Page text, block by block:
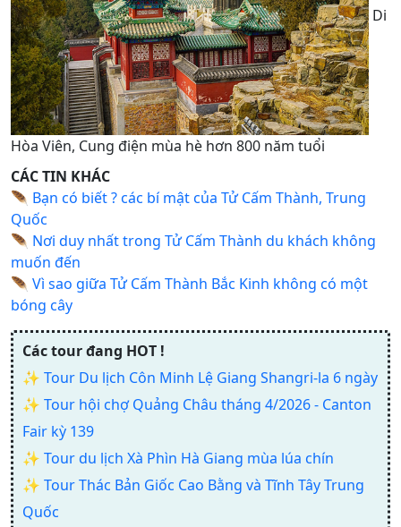
Di
Hòa Viên, Cung điện mùa hè hơn 800 năm tuổi
CÁC TIN KHÁC
🪶 Bạn có biết ? các bí mật của Tử Cấm Thành, Trung
Quốc
🪶 Nơi duy nhất trong Tử Cấm Thành du khách không
muốn đến
🪶 Vì sao giữa Tử Cấm Thành Bắc Kinh không có một
bóng cây
Các tour đang HOT !
✨ Tour Du lịch Côn Minh Lệ Giang Shangri-la 6 ngày
✨ Tour hội chợ Quảng Châu tháng 4/2026 - Canton
Fair kỳ 139
✨ Tour du lịch Xà Phìn Hà Giang mùa lúa chín
✨ Tour Thác Bản Giốc Cao Bằng và Tĩnh Tây Trung
Quốc